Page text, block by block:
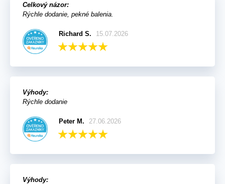
Celkový názor:
Rýchle dodanie, pekné balenia.
Richard S. 15.07.2026
Výhody:
Rýchle dodanie
Peter M. 27.06.2026
Výhody: